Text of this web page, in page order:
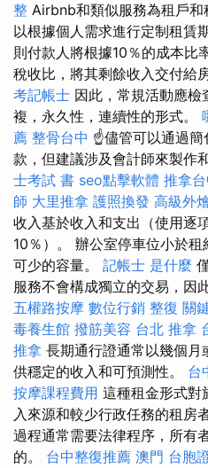
整 Airbnb和類似服務為租戶
以根據個人需求進行定制租賃
則付款人將根據10％的成本比
稅收比，將其剩餘收入交付給
考記帳士 因此，常規活動應
複，永久性，連續性的形式。
薦 整骨台中 ☝儘管可以通過簡
款，但建議涉及會計師來製作
士考試 書 seo點擊軟體 推拿台
師 大里推拿 護照換發 高級外
收入基於收入和支出（使用逐
10％）。 辦公室停車位小於
可少的容量。 記帳士 是什麼
服務不會構成獨立的交易，因
五權路按摩 數位行銷 整復 關
毒養生館 撥筋美容 台北 推拿
推拿 長期通行證通常以幾個月
供穩定的收入和可預測性。 台
按摩課程費用 這種租金形式對
入來源和較少行政任務的租房
過程通常需要法律程序，所有
的。 台中整復推薦 澳門 台胞